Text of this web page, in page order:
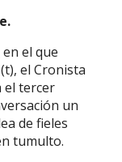
el que
el Cronista
el tercer
un
de fieles
tumulto.